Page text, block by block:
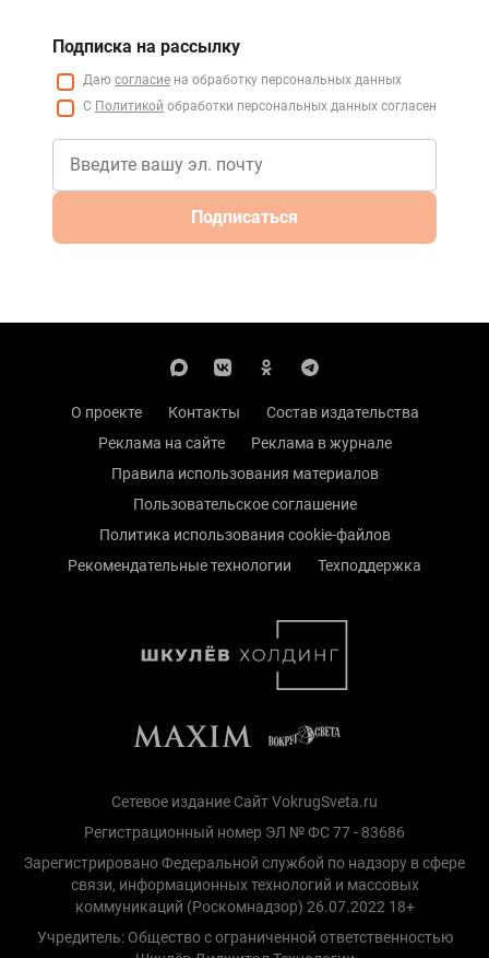
Подписка на рассылку
Даю согласие на обработку персональных данных
С Политикой обработки персональных данных согласен
Подписаться
О проекте Контакты
Состав издательства
Реклама на сайте
Реклама в журнале
Правила использования материалов
Пользовательское соглашение
Политика использования cookie-файлов
Рекомендательные технологии
Техподдержка
Сетевое издание Сайт VokrugSveta.ru
Регистрационный номер ЭЛ № ФС 77 - 83686
Зарегистрировано Федеральной службой по надзору в сфере
связи, информационных технологий и массовых
коммуникаций (Роскомнадзор) 26.07.2022 18+
Учредитель: Общество с ограниченной ответственностью